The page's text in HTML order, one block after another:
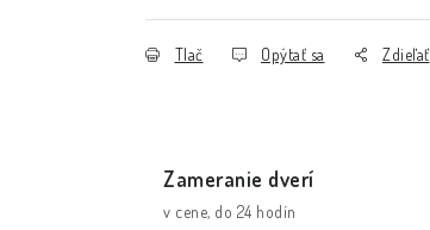
Tlač Opýtať sa Zdieľať
Zameranie dverí
v cene, do 24 hodín